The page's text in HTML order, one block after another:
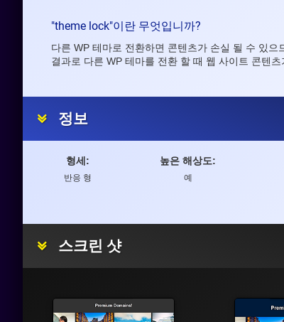
"theme lock"이란 무엇입니까?
다른 WP 테마로 전환하면 콘텐츠가 손실 될 수 있
결과로 다른 WP 테마를 전환 할 때 웹 사이트 콘텐츠
정보
형세:
반응 형
높은 해상도:
예
스크린 샷